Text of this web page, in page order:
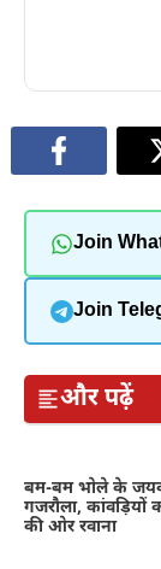
Join
Join
और पढ़ें
बम-बम भोले के
गजरौला, कांवड़ियों
की ओर रवाना